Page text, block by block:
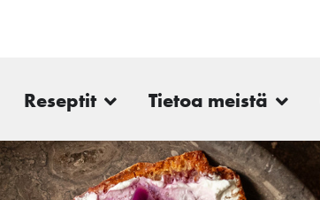
Reseptit Tietoa meistä